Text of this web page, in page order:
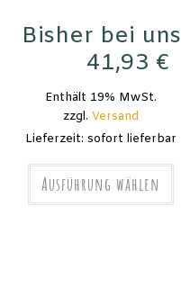
Bisher bei uns
41,93 €
Enthält 19% MwSt.
zzgl. Versand
Lieferzeit: sofort lieferbar
Ausführung wählen